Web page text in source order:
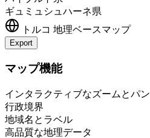
ギュミュシュハーネ県
トルコ 地理ベースマップ
Export
+
マップ機能
インタラクティブなズームとパン
行政境界
地域名とラベル
高品質な地理データ